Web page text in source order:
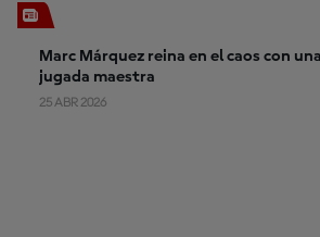
Marc Márquez reina en el caos con
jugada maestra
25 ABR 2026